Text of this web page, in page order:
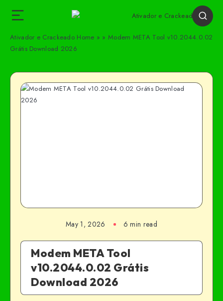
Ativador e Crackeado Home » »Modem META Tool v10.2044.0.02
Grátis Download 2026
May 1, 2026 6 min read
Modem META Tool
v10.2044.0.02 Grátis
Download 2026